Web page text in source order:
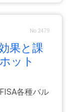
No.2479
果と課
ット
各種バル